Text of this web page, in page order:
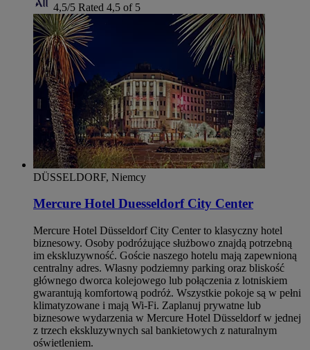
4,5/5 Rated 4,5 of 5
DÜSSELDORF, Niemcy
Mercure Hotel Duesseldorf City Center
Mercure Hotel Düsseldorf City Center to klasyczny hotel
biznesowy. Osoby podróżujące służbowo znajdą potrzebną
im ekskluzywność. Goście naszego hotelu mają zapewnioną
centralny adres. Własny podziemny parking oraz bliskość
głównego dworca kolejowego lub połączenia z lotniskiem
gwarantują komfortową podróż. Wszystkie pokoje są w pełni
klimatyzowane i mają Wi‑Fi. Zaplanuj prywatne lub
biznesowe wydarzenia w Mercure Hotel Düsseldorf w jednej
z trzech ekskluzywnych sal bankietowych z naturalnym
oświetleniem.